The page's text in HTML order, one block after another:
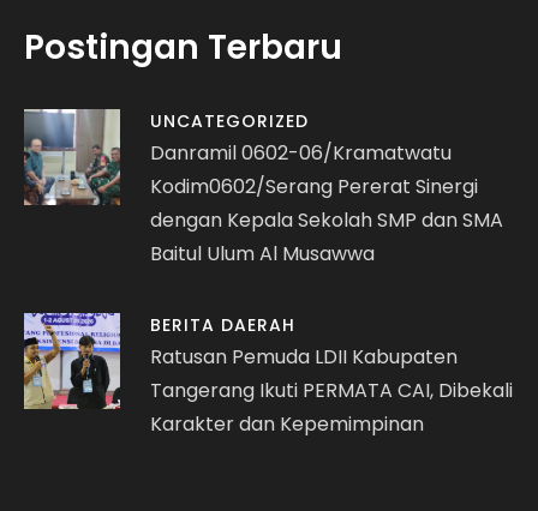
Postingan Terbaru
UNCATEGORIZED
Danramil 0602-06/Kramatwatu
Kodim0602/Serang Pererat Sinergi
dengan Kepala Sekolah SMP dan SMA
Baitul Ulum Al Musawwa
BERITA DAERAH
Ratusan Pemuda LDII Kabupaten
Tangerang Ikuti PERMATA CAI, Dibekali
Karakter dan Kepemimpinan